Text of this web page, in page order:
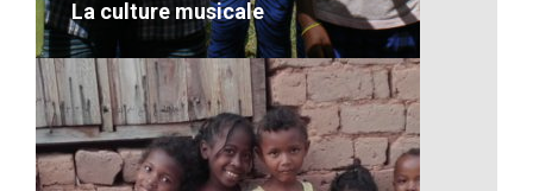
La culture musicale